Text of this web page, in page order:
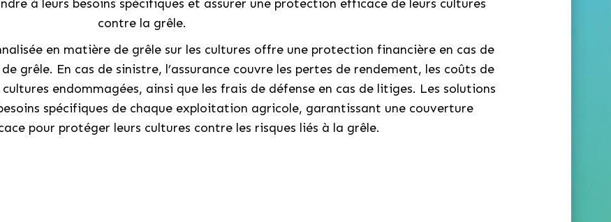
à leurs besoins spécifiques et assurer une protection efficace de leurs cultures
contre la grêle.
en matière de grêle sur les cultures offre une protection financière en cas de
grêle. En cas de sinistre, l’assurance couvre les pertes de rendement, les coûts de
endommagées, ainsi que les frais de défense en cas de litiges. Les solutions
spécifiques de chaque exploitation agricole, garantissant une couverture
pour protéger leurs cultures contre les risques liés à la grêle.